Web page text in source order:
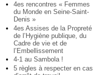
4es rencontres « Femmes
du Monde en Seine-Saint-
Denis »
4es Assises de la Propreté
de l’Hygiène publique, du
Cadre de vie et de
l’Embellissement
4-1 au Sambola !
5 règles à respecter en cas